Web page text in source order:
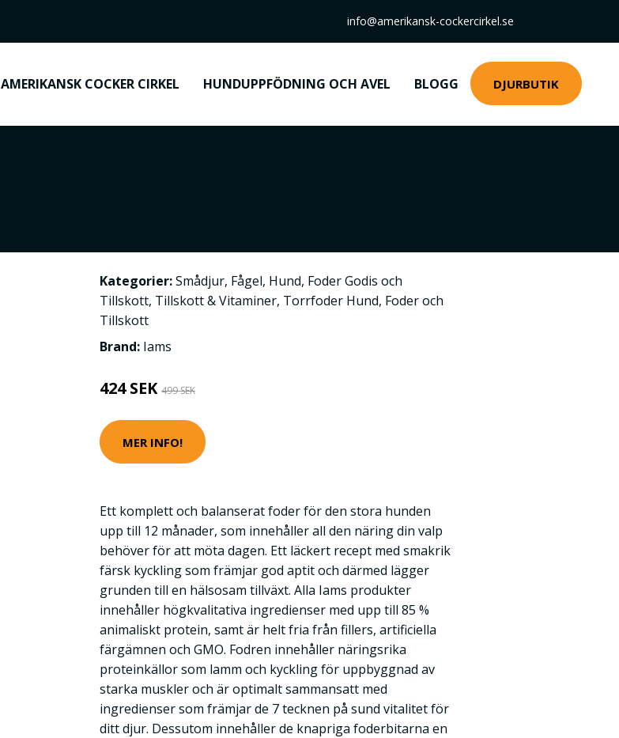
info@amerikansk-cockercirkel.se
AMERIKANSK COCKER CIRKEL HUNDUPPFÖDNING OCH AVEL BLOGG DJURBUTIK
Kategorier:Smådjur, Fågel, Hund, Foder Godis och
Tillskott, Tillskott & Vitaminer, Torrfoder Hund, Foder och
Tillskott
Brand: Iams
424 SEK 499 SEK
MER INFO!
Ett komplett och balanserat foder för den stora hunden
upp till 12 månader, som innehåller all den näring din valp
behöver för att möta dagen. Ett läckert recept med smakrik
färsk kyckling som främjar god aptit och därmed lägger
grunden till en hälsosam tillväxt. Alla Iams produkter
innehåller högkvalitativa ingredienser med upp till 85 %
animaliskt protein, samt är helt fria från fillers, artificiella
färgämnen och GMO. Fodren innehåller näringsrika
proteinkällor som lamm och kyckling för uppbyggnad av
starka muskler och är optimalt sammansatt med
ingredienser som främjar de 7 tecknen på sund vitalitet för
ditt djur. Dessutom innehåller de knapriga foderbitarna en